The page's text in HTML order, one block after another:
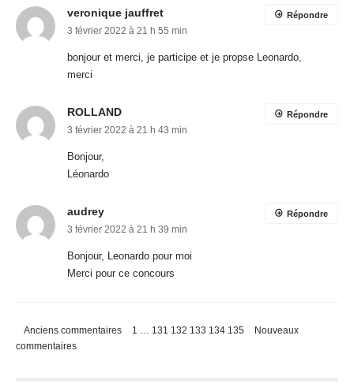
veronique jauffret
3 février 2022 à 21 h 55 min
bonjour et merci, je participe et je propse Leonardo,
merci
Répondre
ROLLAND
3 février 2022 à 21 h 43 min
Bonjour,
Léonardo
Répondre
audrey
3 février 2022 à 21 h 39 min
Bonjour, Leonardo pour moi
Merci pour ce concours
Répondre
Anciens commentaires 1 131 132 133 134 135
Nouveaux
commentaires